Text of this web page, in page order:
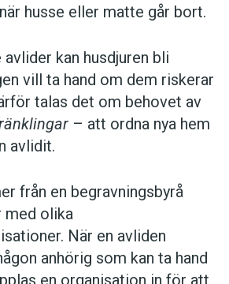
husse eller matte går bort.
avlider kan husdjuren bli
vill ta hand om dem riskerar
talas det om behovet av
– att ordna nya hem
avlidit.
från en begravningsbyrå
med olika
När en avliden
anhörig som kan ta hand
en organisation in för att